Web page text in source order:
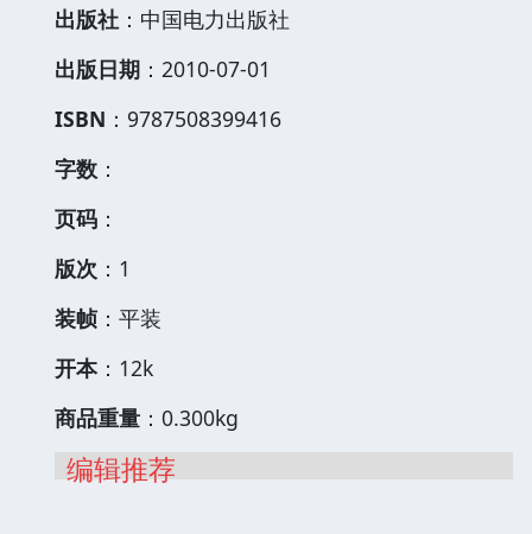
出版社 ：中国电力出版社
出版日期 ：2010-07-01
ISBN ：9787508399416
字数 ：
页码 ：
版次 ：1
装帧 ：平装
开本：12k
商品重量 ：0.300kg
编辑推荐